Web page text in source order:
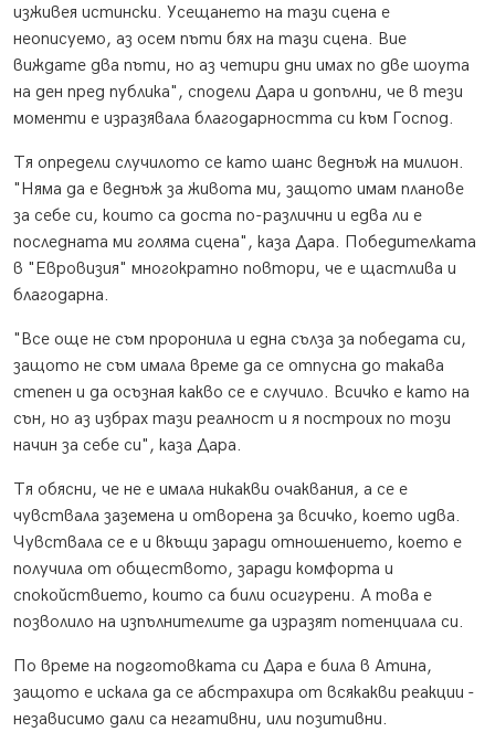
изживея истински. Усещането на тази сцена е
неописуемо, аз осем пъти бях на тази сцена. Вие
виждате два пъти, но аз четири дни имах по две шоута
на ден пред публика", сподели Дара и допълни, че в тези
моменти е изразявала благодарността си към Господ.
Тя определи случилото се като шанс веднъж на милион.
"Няма да е веднъж за живота ми, защото имам планове
за себе си, които са доста по-различни и едва ли е
последната ми голяма сцена", каза Дара. Победителката
в "Евровизия" многократно повтори, че е щастлива и
благодарна.
"Все още не съм проронила и една сълза за победата си,
защото не съм имала време да се отпусна до такава
степен и да осъзная какво се е случило. Всичко е като на
сън, но аз избрах тази реалност и я построих по този
начин за себе си", каза Дара.
Тя обясни, че не е имала никакви очаквания, а се е
чувствала заземена и отворена за всичко, което идва.
Чувствала се е и вкъщи заради отношението, което е
получила от обществото, заради комфорта и
спокойствието, които са били осигурени. А това е
позволило на изпълнителите да изразят потенциала си.
По време на подготовката си Дара е била в Атина,
защото е искала да се абстрахира от всякакви реакции -
независимо дали са негативни, или позитивни.